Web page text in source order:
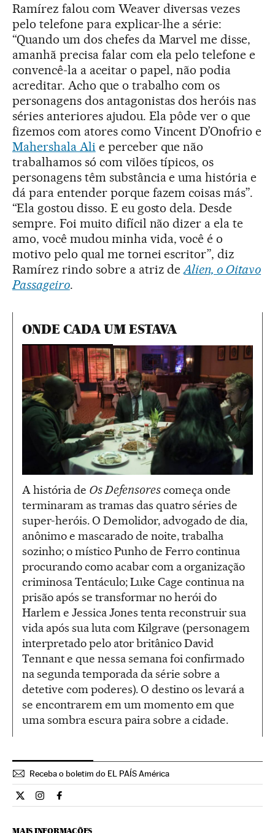
Ramírez falou com Weaver diversas vezes
pelo telefone para explicar-lhe a série:
“Quando um dos chefes da Marvel me disse,
amanhã precisa falar com ela pelo telefone e
convencê-la a aceitar o papel, não podia
acreditar. Acho que o trabalho com os
personagens dos antagonistas dos heróis nas
séries anteriores ajudou. Ela pôde ver o que
fizemos com atores como Vincent D’Onofrio e
Mahershala Ali e perceber que não
trabalhamos só com vilões típicos, os
personagens têm substância e uma história e
dá para entender porque fazem coisas más”.
“Ela gostou disso. E eu gosto dela. Desde
sempre. Foi muito difícil não dizer a ela te
amo, você mudou minha vida, você é o
motivo pelo qual me tornei escritor”, diz
Ramírez rindo sobre a atriz deAlien, o Oitavo
Passageiro.
ONDE CADA UM ESTAVA
A história de Os Defensorescomeça onde
terminaram as tramas das quatro séries de
super-heróis. O Demolidor, advogado de dia,
anônimo e mascarado de noite, trabalha
sozinho; o místico Punho de Ferro continua
procurando como acabar com a organização
criminosa Tentáculo; Luke Cage continua na
prisão após se transformar no herói do
Harlem e Jessica Jones tenta reconstruir sua
vida após sua luta com Kilgrave (personagem
interpretado pelo ator britânico David
Tennant e que nessa semana foi confirmado
na segunda temporada da série sobre a
detetive com poderes). O destino os levará a
se encontrarem em um momento em que
uma sombra escura paira sobre a cidade.
Receba o boletim do EL PAÍS América
Cultura El País Brasil en Twitter
Cultura El País Brasil en Instagram
Cultura El País Brasil en Facebook
MAIS INFORMAÇÕES